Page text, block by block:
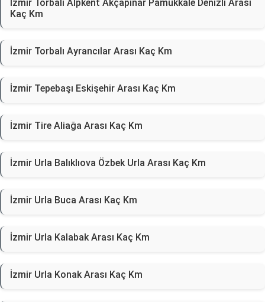
İzmir Torbalı Alpkent Akçapınar Pamukkale Denizli Arası
Kaç Km
İzmir Torbalı Ayrancılar Arası Kaç Km
İzmir Tepebaşı Eskişehir Arası Kaç Km
İzmir Tire Aliağa Arası Kaç Km
İzmir Urla Balıklıova Özbek Urla Arası Kaç Km
İzmir Urla Buca Arası Kaç Km
İzmir Urla Kalabak Arası Kaç Km
İzmir Urla Konak Arası Kaç Km